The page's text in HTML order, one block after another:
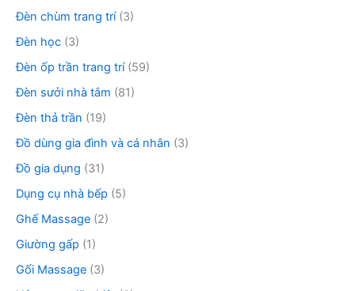
Đèn chùm trang trí (3)
Đèn học (3)
Đèn ốp trần trang trí (59)
Đèn sưởi nhà tắm (81)
Đèn thả trần (19)
Đồ dùng gia đình và cá nhân (3)
Đồ gia dụng (31)
Dụng cụ nhà bếp (5)
Ghế Massage (2)
Giường gấp (1)
Gối Massage (3)